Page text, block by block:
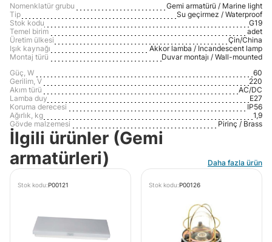
Nomenklatür grubu
Gemi armatürü / Marine light
Tip
Su geçirmez / Waterproof
Stok kodu
G19
Temel birim
adet
Üretim ülkesi
Çin/Сhina
Işık kaynağı
Akkor lamba / Incandescent lamp
Montaj türü
Duvar montajı / Wall-mounted
Güç, W
60
Gerilim, V
220
Akım türü
AC/DC
Lamba duy
E27
Koruma derecesi
IP56
Ağırlık, kg
1,9
Gövde malzemesi
Pirinç / Brass
İlgili ürünler (Gemi
armatürleri)
Daha fazla ürün
Stok kodu:P00121 Stok kodu:P00126